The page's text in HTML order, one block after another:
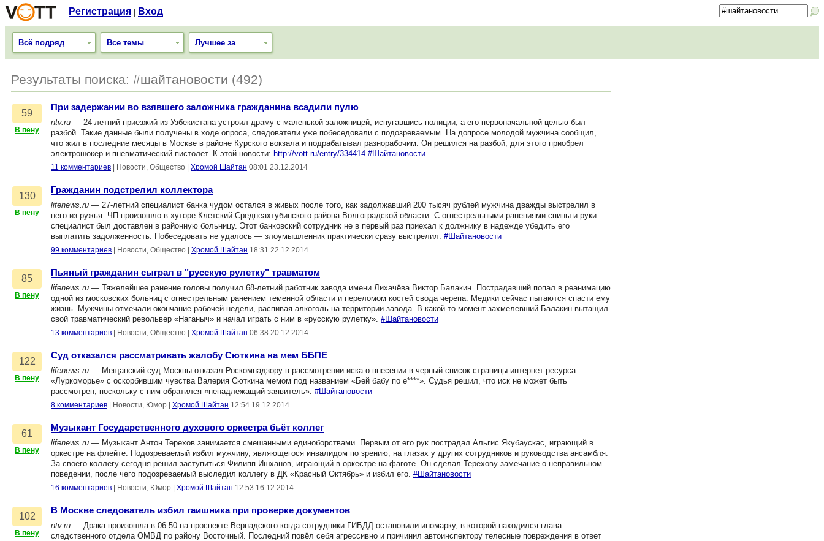
Регистрация Вход
Всё подряд Все темы Лучшее за
Результаты поиска: #шайтановости (492)
59
В пену
При задержании во взявшего заложника гражданина всадили пулю
ntv.ru — 24-летний приезжий из Узбекистана устроил драму с маленькой заложницей, испугавшись полиции, а его первоначальной целью был
разбой. Такие данные были получены в ходе опроса, следователи уже побеседовали с подозреваемым. На допросе молодой мужчина сообщил,
что жил в последние месяцы в Москве в районе Курского вокзала и подрабатывал разнорабочим. Он решился на разбой, для этого приобрел
электрошокер и пневматический пистолет. К этой новости: http://vott.ru/entry/334414 #Шайтановости
11 комментариев Новости, Общество Хромой Шайтан 08:01 23.12.2014
130
В пену
Гражданин подстрелил коллектора
lifenews.ru — 27-летний специалист банка чудом остался в живых после того, как задолжавший 200 тысяч рублей мужчина дважды выстрелил в
него из ружья. ЧП произошло в хуторе Клетский Среднеахтубинского района Волгоградской области. С огнестрельными ранениями спины и руки
специалист был доставлен в районную больницу. Этот банковский сотрудник не в первый раз приехал к должнику в надежде убедить его
выплатить задолженность. Побеседовать не удалось — злоумышленник практически сразу выстрелил. #Шайтановости
99 комментариев Новости, Общество Хромой Шайтан 18:31 22.12.2014
85
В пену
Пьяный гражданин сыграл в "русскую рулетку" травматом
lifenews.ru — Тяжелейшее ранение головы получил 68-летний работник завода имени Лихачёва Виктор Балакин. Пострадавший попал в реанимацию
одной из московских больниц с огнестрельным ранением теменной области и переломом костей свода черепа. Медики сейчас пытаются спасти ему
жизнь. Мужчины отмечали окончание рабочей недели, распивая алкоголь на территории завода. В какой-то момент захмелевший Балакин вытащил
свой травматический револьвер «Наганыч» и начал играть с ним в «русскую рулетку». #Шайтановости
13 комментариев Новости, Общество Хромой Шайтан 06:38 20.12.2014
122
В пену
Суд отказался рассматривать жалобу Сюткина на мем ББПЕ
lifenews.ru — Мещанский суд Москвы отказал Роскомнадзору в рассмотрении иска о внесении в черный список страницы интернет-ресурса
«Луркоморье» с оскорбившим чувства Валерия Сюткина мемом под названием «Бей бабу по е****». Судья решил, что иск не может быть
рассмотрен, поскольку с ним обратился «ненадлежащий заявитель». #Шайтановости
8 комментариев Новости, Юмор Хромой Шайтан 12:54 19.12.2014
61
В пену
Музыкант Государственного духового оркестра бьёт коллег
lifenews.ru — Музыкант Антон Терехов занимается смешанными единоборствами. Первым от его рук пострадал Альгис Якубаускас, играющий в
оркестре на флейте. Подозреваемый избил мужчину, являющегося инвалидом по зрению, на глазах у других сотрудников и руководства ансамбля.
За своего коллегу сегодня решил заступиться Филипп Ишханов, играющий в оркестре на фаготе. Он сделал Терехову замечание о неправильном
поведении, после чего подозреваемый выследил коллегу в ДК «Красный Октябрь» и избил его. #Шайтановости
16 комментариев Новости, Юмор Хромой Шайтан 12:53 16.12.2014
102
В пену
В Москве следователь избил гаишника при проверке документов
ntv.ru — Драка произошла в 06:50 на проспекте Вернадского когда сотрудники ГИБДД остановили иномарку, в которой находился глава
следственного отдела ОМВД по району Восточный. Последний повёл себя агрессивно и причинил автоинспектору телесные повреждения в ответ